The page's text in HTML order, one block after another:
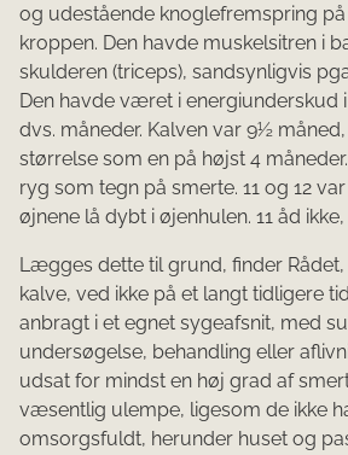
og udestående knoglefremspring
kroppen. Den havde muskelsitren i
skulderen (triceps), sandsynligvis
Den havde været i energiunderskud
dvs. måneder. Kalven var 9½
størrelse som en på højst 4 måneder.
ryg som tegn på smerte. 11 og 12
øjnene lå dybt i øjenhulen. 11 åd
Lægges dette til grund, finder
kalve, ved ikke på et langt tidligere
anbragt i et egnet sygeafsnit, med
undersøgelse, behandling eller
udsat for mindst en høj grad af
væsentlig ulempe, ligesom de ikke
omsorgsfuldt, herunder huset og